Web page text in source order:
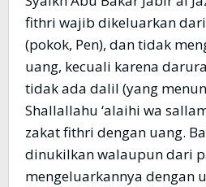
fithri wajib dikeluarkan
(pokok, Pen), dan tidak
uang, kecuali karena
tidak ada dalil (yang
Shallallahu ‘alaihi wa
zakat fithri dengan uang.
dinukilkan walaupun dari
mengeluarkannya dengan